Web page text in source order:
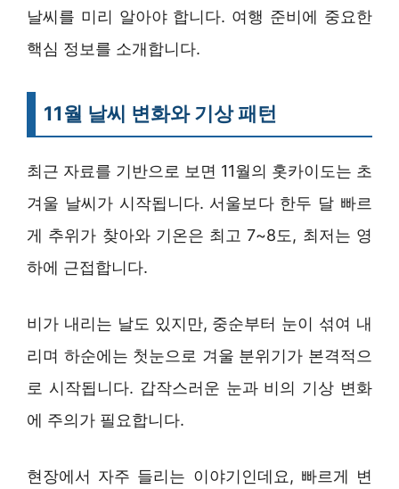
날씨를 미리 알아야 합니다. 여행 준비에 중요한
핵심 정보를 소개합니다.
11월 날씨 변화와 기상 패턴
최근 자료를 기반으로 보면 11월의 홋카이도는 초
겨울 날씨가 시작됩니다. 서울보다 한두 달 빠르
게 추위가 찾아와 기온은 최고 7~8도, 최저는 영
하에 근접합니다.
비가 내리는 날도 있지만, 중순부터 눈이 섞여 내
리며 하순에는 첫눈으로 겨울 분위기가 본격적으
로 시작됩니다. 갑작스러운 눈과 비의 기상 변화
에 주의가 필요합니다.
현장에서 자주 들리는 이야기인데요, 빠르게 변